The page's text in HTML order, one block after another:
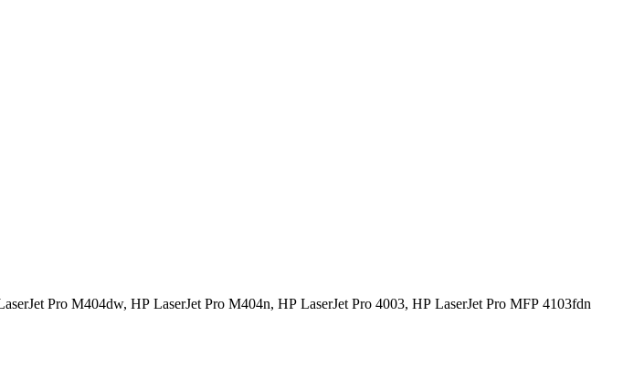
Pro M404dw, HP LaserJet Pro M404n, HP LaserJet Pro 4003, HP LaserJet Pro MFP 4103fdn